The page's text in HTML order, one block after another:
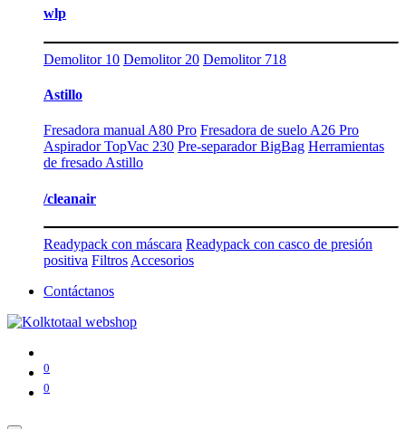
wlp
Demolitor 10 Demolitor 20 Demolitor 718
Astillo
Fresadora manual A80 Pro Fresadora de suelo A26 Pro
Aspirador TopVac 230 Pre-separador BigBag Herramientas
de fresado Astillo
/cleanair
Readypack con máscara Readypack con casco de presión
positiva Filtros Accesorios
Contáctanos
0
0